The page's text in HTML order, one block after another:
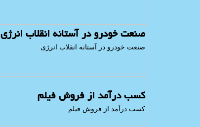
صنعت خودرو در آستانه انقلاب انرژی
صنعت خودرو در آستانه انقلاب انرژی
کسب درآمد از فروش فیلم
کسب درآمد از فروش فیلم